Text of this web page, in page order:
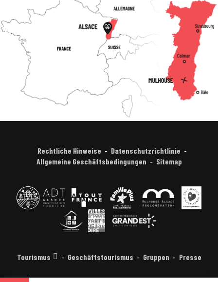
Rechtliche Hinweise
Datenschutzrichtlinie
Allgemeine Geschäftsbedingungen
Sitemap
Tourismus Geschäftstourismus Gruppen Presse